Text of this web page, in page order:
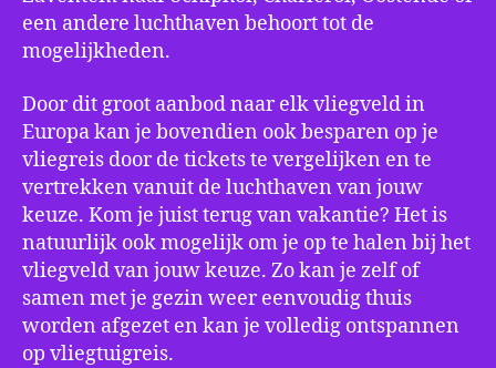
een andere luchthaven behoort tot de
mogelijkheden.
Door dit groot aanbod naar elk vliegveld in
Europa kan je bovendien ook besparen op je
vliegreis door de tickets te vergelijken en te
vertrekken vanuit de luchthaven van jouw
keuze. Kom je juist terug van vakantie? Het is
natuurlijk ook mogelijk om je op te halen bij het
vliegveld van jouw keuze. Zo kan je zelf of
samen met je gezin weer eenvoudig thuis
worden afgezet en kan je volledig ontspannen
op vliegtuigreis.